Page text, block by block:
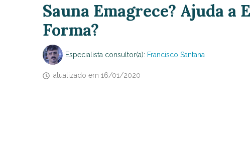
Sauna Emagrece? Ajuda a
Forma?
Especialista consultor(a): Francisco Santana
atualizado em 16/01/2020